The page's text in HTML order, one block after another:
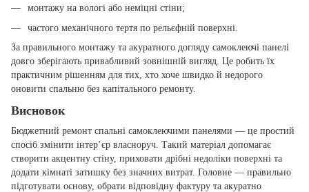
монтажу на вологі або неміцні стіни;
частого механічного тертя по рельєфній поверхні.
За правильного монтажу та акуратного догляду самоклеючі панелі
довго зберігають привабливий зовнішній вигляд. Це робить їх
практичним рішенням для тих, хто хоче швидко й недорого
оновити спальню без капітального ремонту.
Висновок
Бюджетний ремонт спальні самоклеючими панелями — це простий
спосіб змінити інтер’єр власноруч. Такий матеріал допомагає
створити акцентну стіну, приховати дрібні недоліки поверхні та
додати кімнаті затишку без значних витрат. Головне — правильно
підготувати основу, обрати відповідну фактуру та акуратно